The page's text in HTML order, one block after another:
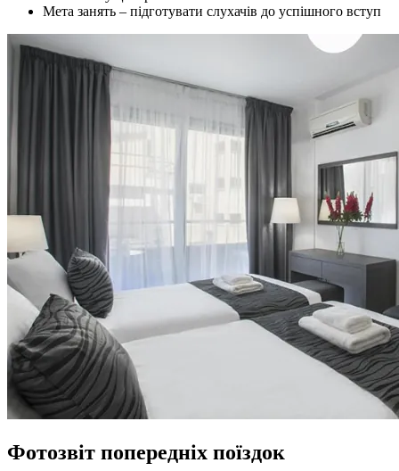
Мета занять – підготувати слухачів до успішного вступ
Фотозвіт попередніх поїздок